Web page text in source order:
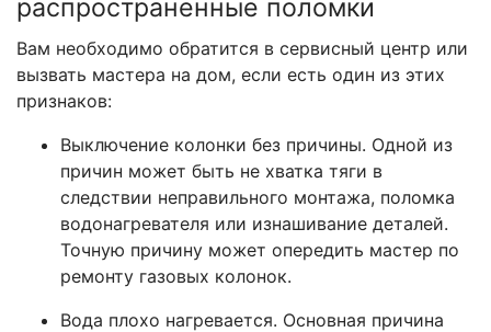
распространенные поломки
Вам необходимо обратится в сервисный центр или
вызвать мастера на дом, если есть один из этих
признаков:
Выключение колонки без причины. Одной из
причин может быть не хватка тяги в
следствии неправильного монтажа, поломка
водонагревателя или изнашивание деталей.
Точную причину может опередить мастер по
ремонту газовых колонок.
Вода плохо нагревается. Основная причина